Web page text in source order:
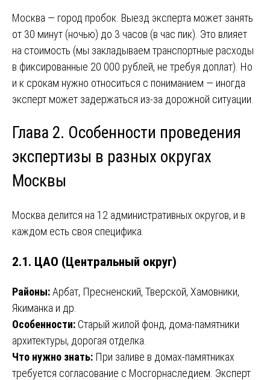
Москва — город пробок. Выезд эксперта может занять
от 30 минут (ночью) до 3 часов (в час пик). Это влияет
на стоимость (мы закладываем транспортные расходы
в фиксированные 20 000 рублей, не требуя доплат). Но
и к срокам нужно относиться с пониманием — иногда
эксперт может задержаться из-за дорожной ситуации.
Глава 2. Особенности проведения
экспертизы в разных округах
Москвы
Москва делится на 12 административных округов, и в
каждом есть своя специфика.
2.1. ЦАО (Центральный округ)
Районы:Арбат, Пресненский, Тверской, Хамовники,
Якиманка и др.
Особенности: Старый жилой фонд, дома-памятники
архитектуры, дорогая отделка.
Что нужно знать: При заливе в домах-памятниках
требуется согласование с Мосгорнаследием. Эксперт